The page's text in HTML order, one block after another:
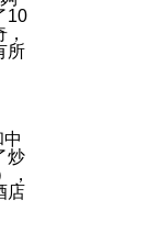
10
所
炒
，
店